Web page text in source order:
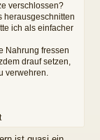
verschlossen?
herausgeschnitten
ich als einfacher
Nahrung fressen
drauf setzen,
verwehren.